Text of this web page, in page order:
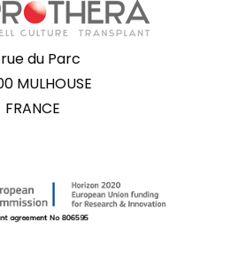
rue du Parc
MULHOUSE
FRANCE